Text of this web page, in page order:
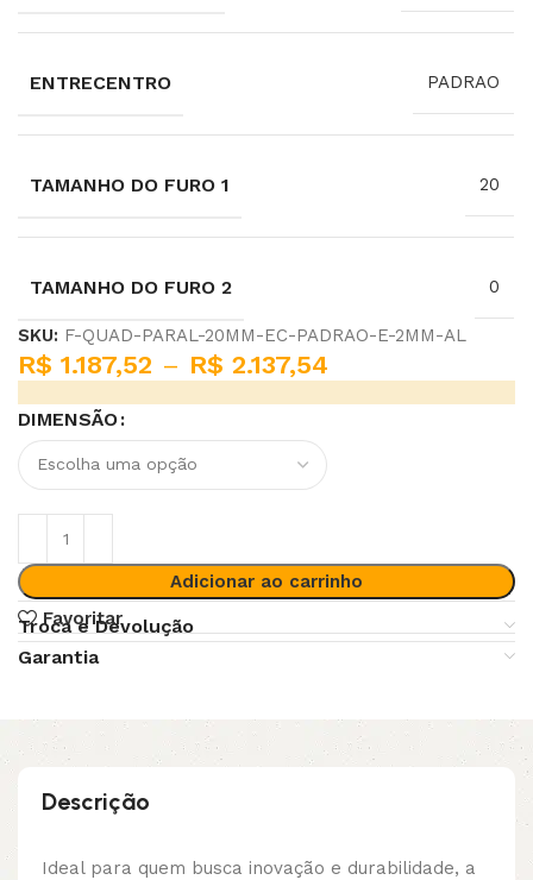
ENTRECENTRO PADRAO
TAMANHO DO FURO 1 20
TAMANHO DO FURO 2 0
SKU: F-QUAD-PARAL-20MM-EC-PADRAO-E-2MM-AL
R$ 1.187,52 – R$ 2.137,54
DIMENSÃO
Adicionar ao carrinho
Favoritar
Troca e Devolução
Garantia
Descrição
Ideal para quem busca inovação e durabilidade, a